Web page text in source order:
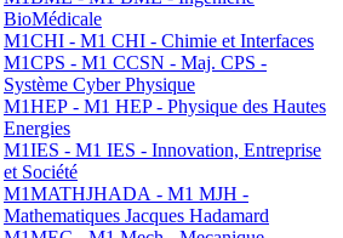
BioMédicale
M1CHI - M1 CHI - Chimie et Interfaces
M1CPS - M1 CCSN - Maj. CPS -
Système Cyber Physique
M1HEP - M1 HEP - Physique des Hautes
Energies
M1IES - M1 IES - Innovation, Entreprise
et Société
M1MATHJHADA - M1 MJH -
Mathematiques Jacques Hadamard